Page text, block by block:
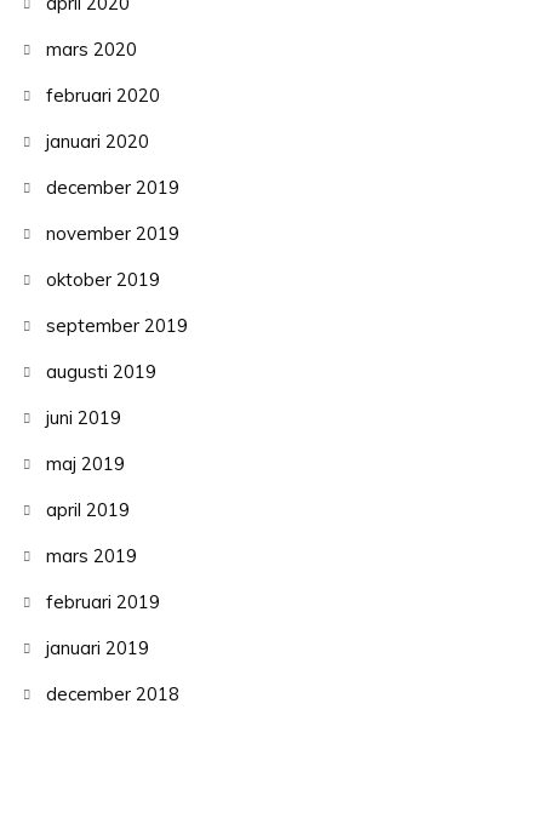
mars 2020
februari 2020
januari 2020
december 2019
november 2019
oktober 2019
september 2019
augusti 2019
juni 2019
maj 2019
april 2019
mars 2019
februari 2019
januari 2019
december 2018